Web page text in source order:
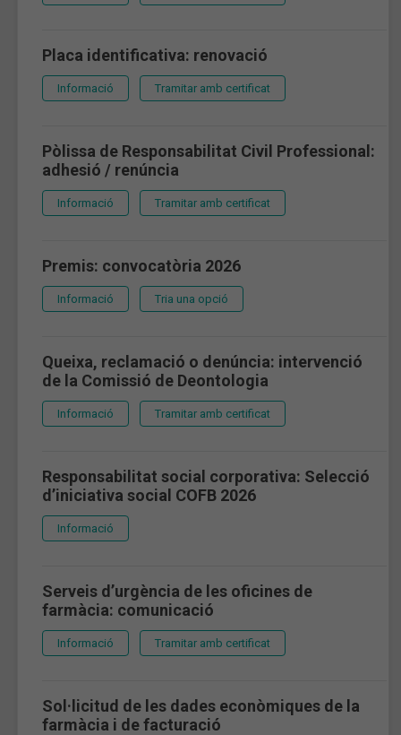
Placa identificativa: renovació
Informació Tramitar amb certificat
Pòlissa de Responsabilitat Civil Professional:
adhesió / renúncia
Informació Tramitar amb certificat
Premis: convocatòria 2026
Informació Tria una opció
Queixa, reclamació o denúncia: intervenció
de la Comissió de Deontologia
Informació Tramitar amb certificat
Responsabilitat social corporativa: Selecció
d’iniciativa social COFB 2026
Informació
Serveis d’urgència de les oficines de
farmàcia: comunicació
Informació Tramitar amb certificat
Sol·licitud de les dades econòmiques de la
farmàcia i de facturació